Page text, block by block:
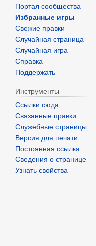
Портал сообщества
Избранные игры
Свежие правки
Случайная страница
Случайная игра
Справка
Поддержать
Инструменты
Ссылки сюда
Связанные правки
Служебные страницы
Версия для печати
Постоянная ссылка
Сведения о странице
Узнать свойства